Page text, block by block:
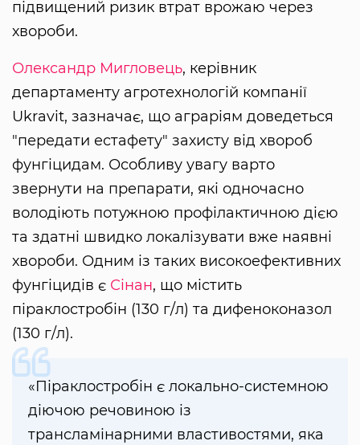
підвищений ризик втрат врожаю через
хвороби.
Олександр Мигловець, керівник
департаменту агротехнологій компанії
Ukravit, зазначає, що аграріям доведеться
"передати естафету" захисту від хвороб
фунгіцидам. Особливу увагу варто
звернути на препарати, які одночасно
володіють потужною профілактичною дією
та здатні швидко локалізувати вже наявні
хвороби. Одним із таких високоефективних
фунгіцидів є Сінан, що містить
піраклостробін (130 г/л) та дифеноконазол
(130 г/л).
«Піраклостробін є локально-системною
діючою речовиною із
трансламінарними властивостями, яка